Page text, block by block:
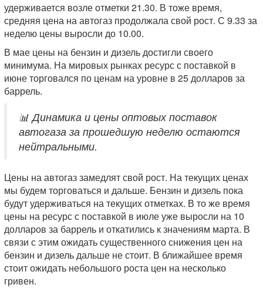
удерживается возле отметки 21.30. В тоже время,
средняя цена на автогаз продолжала свой рост. С 9.33 за
неделю цены выросли до 10.00.
В мае цены на бензин и дизель достигли своего
минимума. На мировых рынках ресурс с поставкой в
июне торговался по ценам на уровне в 25 долларов за
баррель.
📊 Динамика и цены оптовых поставок
автогаза за прошедшую неделю остаются
нейтральными.
Цены на автогаз замедлят свой рост. На текущих ценах
мы будем торговаться и дальше. Бензин и дизель пока
будут удерживаться на текущих отметках. В то же время
цены на ресурс с поставкой в июле уже выросли на 10
долларов за баррель и откатились к значениям марта. В
связи с этим ожидать существенного снижения цен на
бензин и дизель дальше не стоит. В ближайшее время
стоит ожидать небольшого роста цен на несколько
гривен.